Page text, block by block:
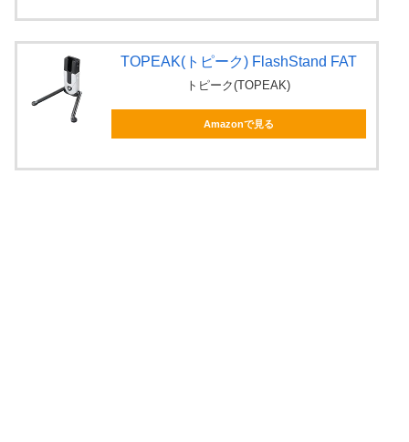
TOPEAK(トピーク) FlashStand FAT
トピーク(TOPEAK)
Amazonで見る